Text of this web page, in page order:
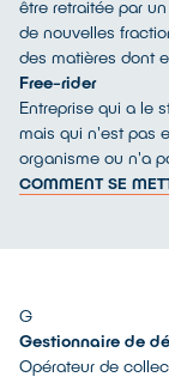
être retraitée par
de nouvelles
des matières dont
Free-rider
Entreprise qui a le
mais qui n'est pas
organisme ou n'a
COMMENT SE
G
Gestionnaire de
Opérateur de